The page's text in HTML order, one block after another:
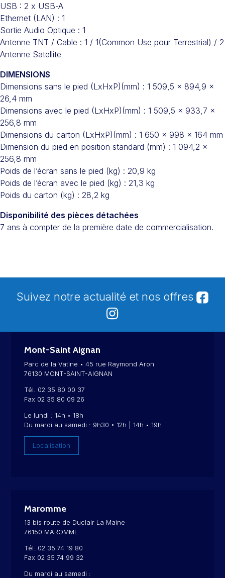
USB : 2 x USB-A
Ethernet (LAN) : 1
Sortie Audio Optique : 1
Antenne TNT / Cable : 1 / 1(Common Use pour Terrestrial) / 2
Antenne Satellite
DIMENSIONS
Dimensions sans le pied (LxHxP)(mm) : 1 509,5 x 894,9 x
26,4 mm
Dimensions avec le pied (LxHxP)(mm) : 1 509,5 x 933,7 x
256,8 mm
Dimensions du carton (LxHxP)(mm) : 1 650 x 998 x 164 mm
Dimension du pied en position standard (mm) : 1 094,2 x
256,8 mm
Poids de l’écran sans le pied (kg) : 20,9 kg
Poids de l’écran avec le pied (kg) : 21,3 kg
Poids du carton (kg) : 28,2 kg
Disponibilité des pièces détachées
7 ans à compter de la première date de commercialisation.
Suivez notre actualité et nos offres
Mont-Saint Aignan
Parc de la Vatine • 45 rue Raymond Aron
76130 MONT-SAINT-AIGNAN
Tél. 02 35 80 00 37
Fax 02 35 80 09 26
Le lundi : 14h • 18h
Du mardi au samedi : 9h30 • 12h | 14h • 19h
Localisation
Maromme
13 bis route de Duclair La Maine
76150 MAROMME
Tél. 02 35 74 19 80
Fax 02 35 74 99 32
Du mardi au samedi :